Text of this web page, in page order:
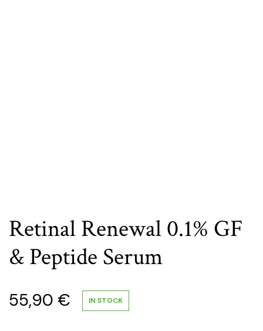
Retinal Renewal 0.1% GF
& Peptide Serum
55,90 € IN STOCK